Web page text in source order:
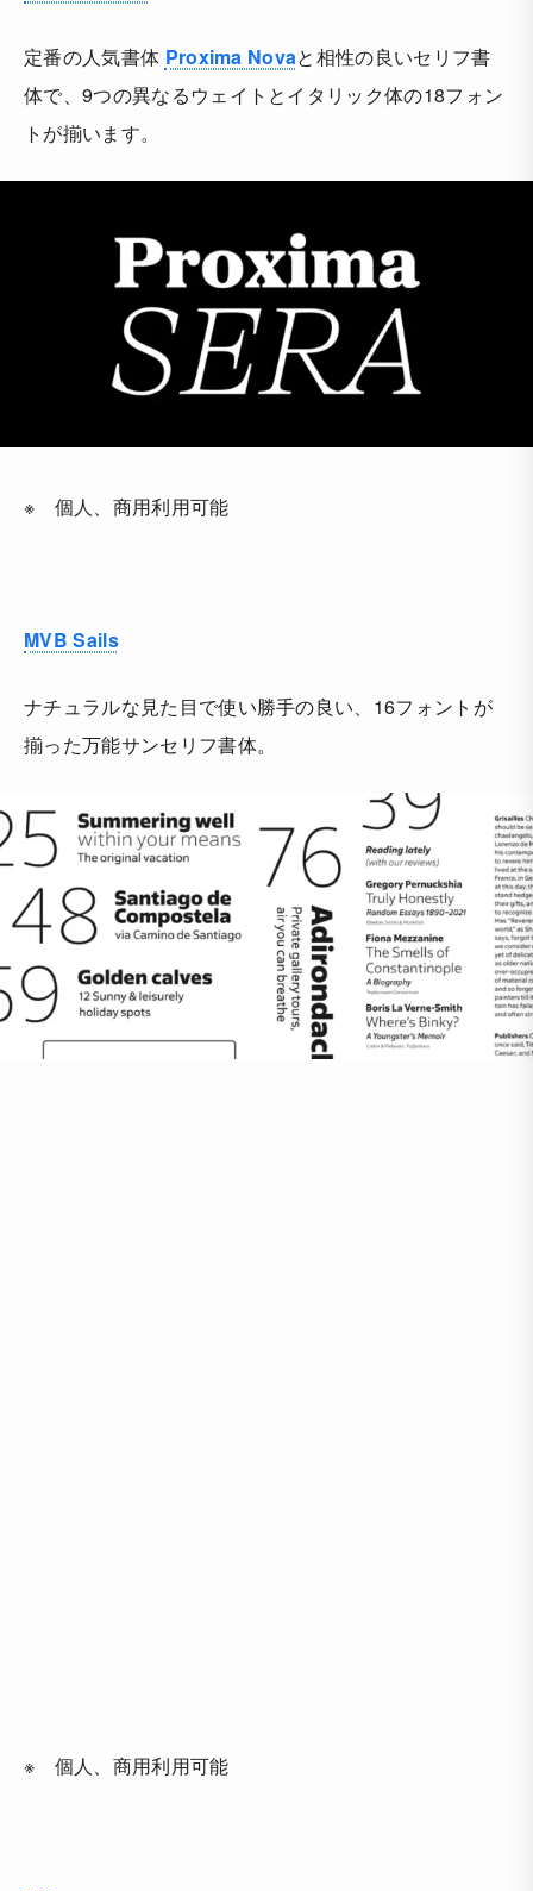
定番の人気書体 Proxima Novaと相性の良いセリフ書
体で、9つの異なるウェイトとイタリック体の18フォン
トが揃います。
※ 個人、商用利用可能
MVB Sails
ナチュラルな見た目で使い勝手の良い、16フォントが
揃った万能サンセリフ書体。
※ 個人、商用利用可能